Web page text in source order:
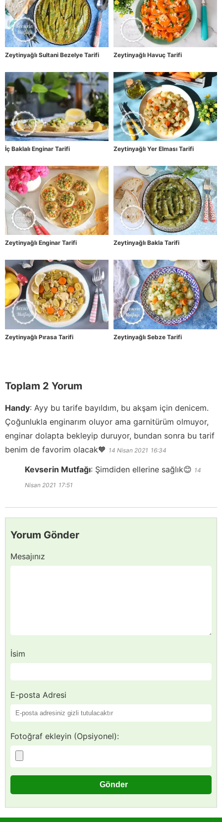
Zeytinyağlı Sultani Bezelye Tarifi Zeytinyağlı Havuç Tarifi
İç Baklalı Enginar Tarifi Zeytinyağlı Yer Elması Tarifi
Zeytinyağlı Enginar Tarifi Zeytinyağlı Bakla Tarifi
Zeytinyağlı Pırasa Tarifi Zeytinyağlı Sebze Tarifi
Toplam 2 Yorum
Handy: Ayy bu tarife bayıldım, bu akşam için denicem.
Çoğunlukla enginarım oluyor ama garnitürüm olmuyor,
enginar dolapta bekleyip duruyor, bundan sonra bu tarif
benim de favorim olacak🧡 14 Nisan 2021 16:34
Kevserin Mutfağı: Şimdiden ellerine sağlık😊 14
Nisan 2021 17:51
Yorum Gönder
Mesajınız
İsim
E-posta Adresi
Fotoğraf ekleyin (Opsiyonel):